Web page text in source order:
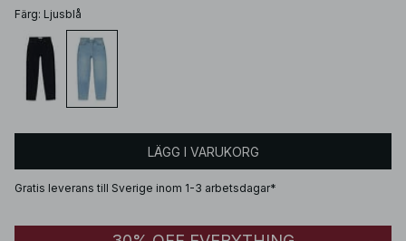
Färg: Ljusblå
LÄGG I VARUKORG
Gratis leverans till Sverige inom 1-3 arbetsdagar*